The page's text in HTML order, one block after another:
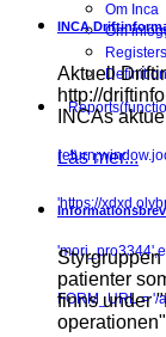
Om Inca
Om
Reports
'https://
FORM_URL = '/
INCA
Aktuell
http://
INCAs
Läs mer...
Informationsbrev
Styrgruppen
patienter
finns under